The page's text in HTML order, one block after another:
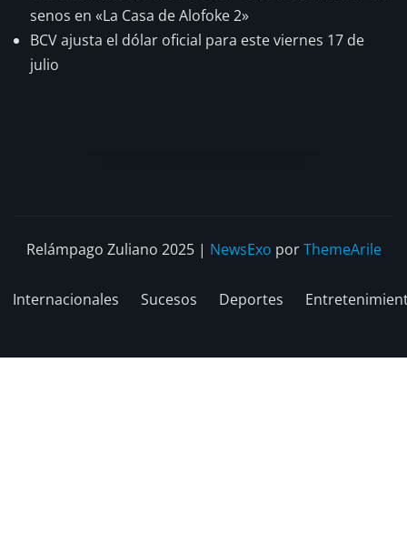
senos en «La Casa de Alofoke 2»
BCV ajusta el dólar oficial para este viernes 17 de
julio
Relámpago Zuliano 2025 | NewsExo porThemeArile
Internacionales Sucesos Deportes